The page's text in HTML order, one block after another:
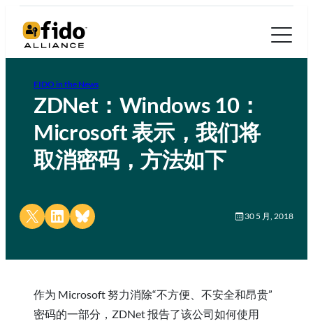
FIDO in the News
ZDNet：Windows 10：
Microsoft 表示，我们将
取消密码，方法如下
Share on X Share on LinkedIn
Share on Bluesky 30 5 月, 2018
作为 Microsoft 努力消除“不方便、不安全和昂贵”
密码的一部分，ZDNet 报告了该公司如何使用